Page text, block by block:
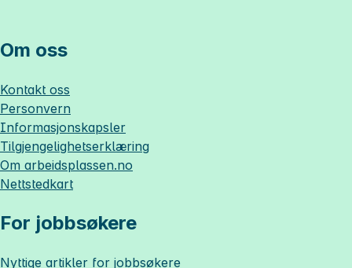
Om oss
Kontakt oss
Personvern
Informasjonskapsler
Tilgjengelighetserklæring
Om arbeidsplassen.no
Nettstedkart
For jobbsøkere
Nyttige artikler for jobbsøkere